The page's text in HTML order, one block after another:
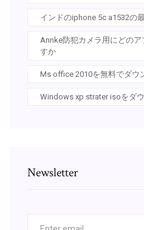
インドのiphone 5c a1532の
Annke防犯カメラ用にどの
すか
Ms office 2010を無料でダウ
Windows xp strater isoをダ
Newsletter